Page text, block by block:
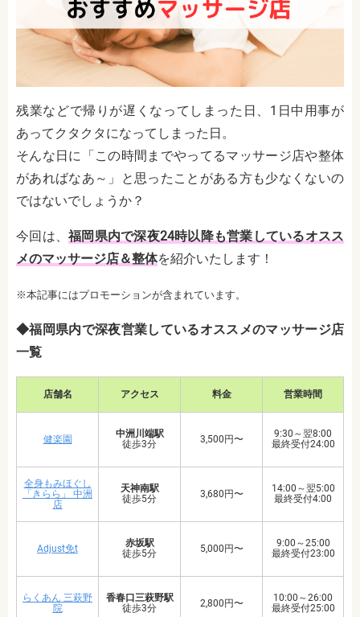
残業などで帰りが遅くなってしまった日、1日中用事が
あってクタクタになってしまった日。
そんな日に「この時間までやってるマッサージ店や整体
があればなあ～」と思ったことがある方も少なくないの
ではないでしょうか？
今回は、 福岡県内で深夜24時以降も営業しているオスス
メのマッサージ店＆整体を紹介いたします！
※本記事にはプロモーションが含まれています。
◆福岡県内で深夜営業しているオススメのマッサージ店
一覧
店舗名 アクセス 料金 営業時間
健楽園
中洲川端駅
徒歩3分
3,500円〜
9:30～翌8:00
最終受付24:00
全身もみほぐし
「きらら」 中洲
店
天神南駅
徒歩5分
3,680円〜
14:00～翌5:00
最終受付4:00
Adjust免t
赤坂駅
徒歩5分
5,000円〜
9:00～25:00
最終受付23:00
らくあん 三萩野
院
香春口三萩野駅
徒歩3分
2,800円〜
10:00～26:00
最終受付25:00